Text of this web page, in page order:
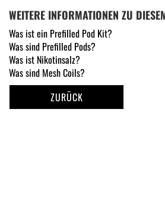
WEITERE INFORMATIONEN ZU
Was ist ein Prefilled Pod Kit?
Was sind Prefilled Pods?
Was ist Nikotinsalz?
Was sind Mesh Coils?
ZURÜCK